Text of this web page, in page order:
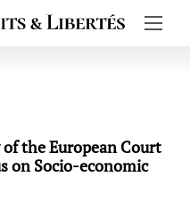
the European Court
on Socio-economic